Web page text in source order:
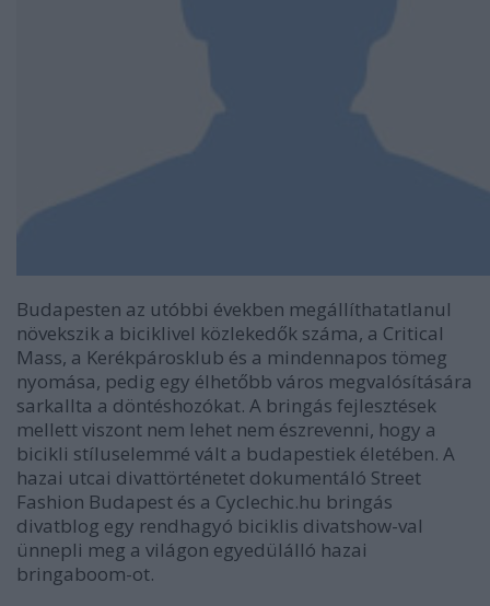
Budapesten az utóbbi években megállíthatatlanul
növekszik a biciklivel közlekedők száma, a Critical
Mass, a Kerékpárosklub és a mindennapos tömeg
nyomása, pedig egy élhetőbb város megvalósítására
sarkallta a döntéshozókat. A bringás fejlesztések
mellett viszont nem lehet nem észrevenni, hogy a
bicikli stíluselemmé vált a budapestiek életében. A
hazai utcai divattörténetet dokumentáló Street
Fashion Budapest és a Cyclechic.hu bringás
divatblog egy rendhagyó biciklis divatshow-val
ünnepli meg a világon egyedülálló hazai
bringaboom-ot.